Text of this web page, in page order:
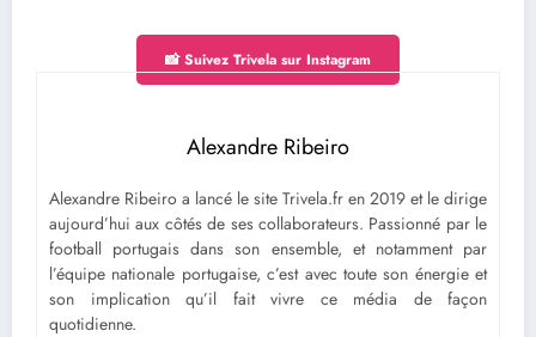
📸 Suivez Trivela sur Instagram
Alexandre Ribeiro
Alexandre Ribeiro a lancé le site Trivela.fr en 2019 et le dirige
aujourd’hui aux côtés de ses collaborateurs. Passionné par le
football portugais dans son ensemble, et notamment par
l’équipe nationale portugaise, c’est avec toute son énergie et
son implication qu’il fait vivre ce média de façon
quotidienne.